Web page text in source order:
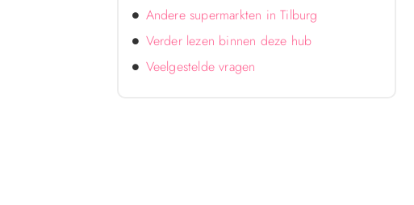
Andere supermarkten in Tilburg
Verder lezen binnen deze hub
Veelgestelde vragen